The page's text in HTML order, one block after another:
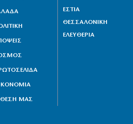
ΜΑΣ
ΕΣΤΙΑ
ΘΕΣΣΑΛΟΝΙΚΗ
ΕΛΕΥΘΕΡΙΑ